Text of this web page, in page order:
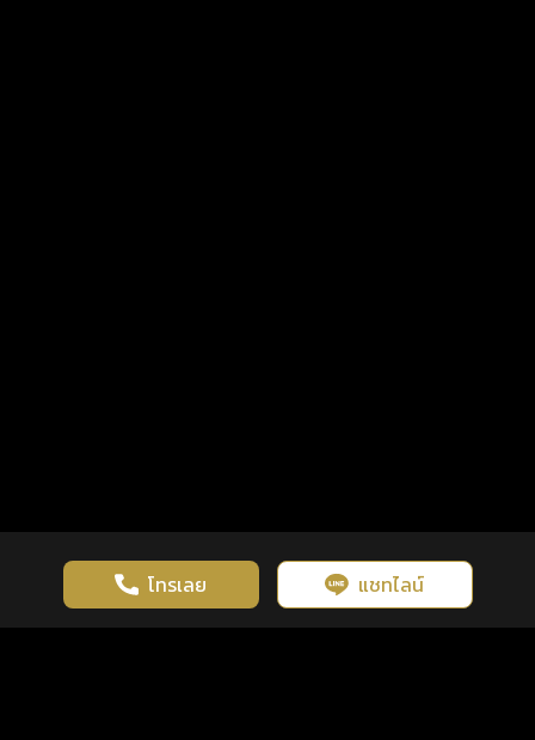
โทรเลย แชทไลน์
เว็บไซต์นี้มีการใช้งานคุกกี้ เพื่อเพิ่มประสิทธิภาพและประสบการณ์ที่ดี
ในการใช้งานเว็บไซต์ นโยบายความเป็นส่วนตัว
รู้ก่อน พร้อมกว่า ทุกจังหวะชีวิต คลิกดูดวงฟรี